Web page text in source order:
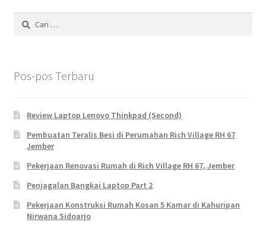
Cari
untuk:
Pos-pos Terbaru
Review Laptop Lenovo Thinkpad (Second)
Pembuatan Teralis Besi di Perumahan Rich Village RH 67
Jember
Pekerjaan Renovasi Rumah di Rich Village RH 67, Jember
Penjagalan Bangkai Laptop Part 2
Pekerjaan Konstruksi Rumah Kosan 5 Kamar di Kahuripan
Nirwana Sidoarjo